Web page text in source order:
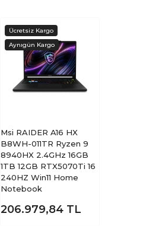
Msi RAIDER A16 HX
B8WH-011TR Ryzen 9
8940HX 2.4GHz 16GB
1TB 12GB RTX5070Ti 16
240HZ Win11 Home
Notebook
206.979,84 TL